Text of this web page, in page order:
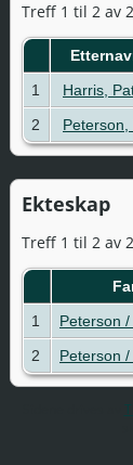
Treff 1 til 2 av 2
1
Harris,
2
Peterson,
Ekteskap
Treff 1 til 2 av 2
1
Peterson
2
Peterson